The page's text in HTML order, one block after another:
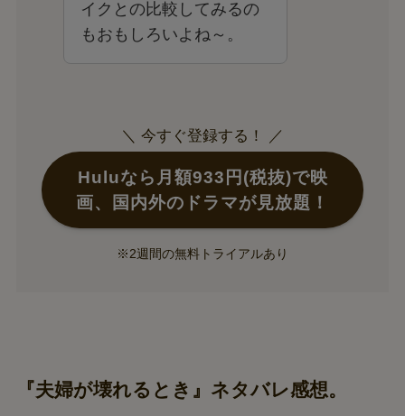
イクとの比較してみるの
もおもしろいよね～。
＼ 今すぐ登録する！ ／
Huluなら月額933円(税抜)で映
画、国内外のドラマが見放題！
※2週間の無料トライアルあり
『夫婦が壊れるとき』ネタバレ感想。